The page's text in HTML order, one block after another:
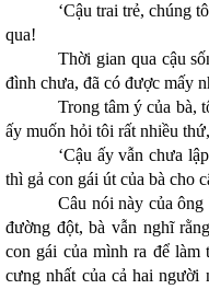
‘Cậu trai trẻ, chúng
qua!
Thời gian qua cậu
đình chưa, đã có được mấy
Trong tâm ý của bà,
ấy muốn hỏi tôi rất nhiều
‘Cậu ấy vẫn chưa
thì gả con gái út của bà cho
Câu nói này của
đường đột, bà vẫn nghĩ
con gái của mình ra để làm
cưng nhất của cả hai người